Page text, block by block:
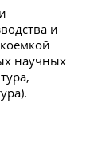
и
научных